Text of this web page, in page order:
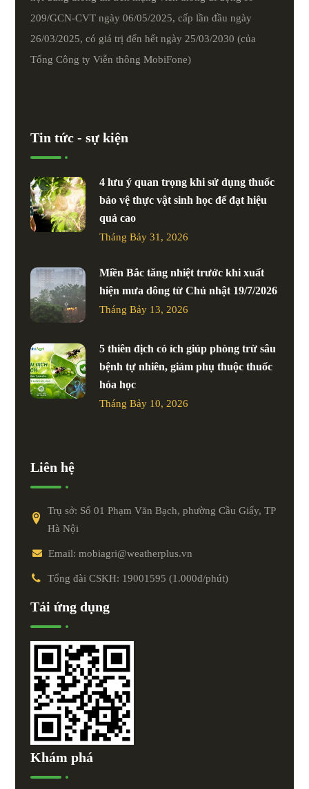
209/GCN-CVT ngày 06/05/2025, cấp lần đầu ngày
26/03/2025, có giá trị đến hết ngày 25/03/2030 (của
Tổng Công ty Viễn thông MobiFone)
Tin tức - sự kiện
4 lưu ý quan trọng khi sử dụng thuốc
bảo vệ thực vật sinh học để đạt hiệu
quả cao
Tháng Bảy 31, 2026
Miền Bắc tăng nhiệt trước khi xuất
hiện mưa dông từ Chủ nhật 19/7/2026
Tháng Bảy 13, 2026
5 thiên địch có ích giúp phòng trừ sâu
bệnh tự nhiên, giảm phụ thuộc thuốc
hóa học
Tháng Bảy 10, 2026
Liên hệ
Trụ sở: Số 01 Phạm Văn Bạch, phường Cầu Giấy, TP
Hà Nội
Email: mobiagri@weatherplus.vn
Tổng đài CSKH: 19001595 (1.000đ/phút)
Tải ứng dụng
Khám phá